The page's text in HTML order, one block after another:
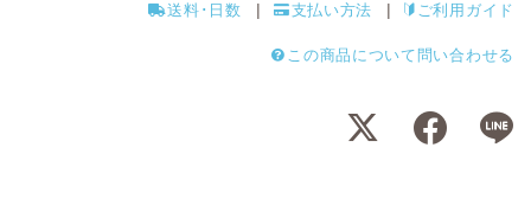
送料･日数 支払い方法 ご利用ガイド
この商品について問い合わせる